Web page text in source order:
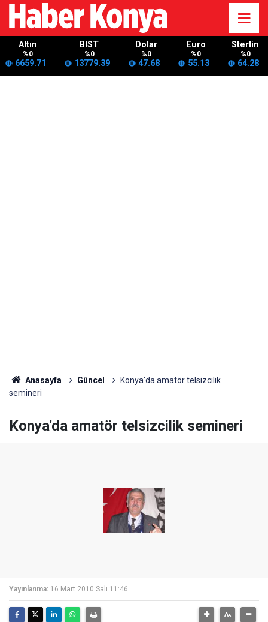
Altın
%0
6659.71
BIST
%0
13779.39
Dolar
%0
47.68
Euro
%0
55.13
Sterlin
%0
64.28
Anasayfa Güncel
Konya'da amatör telsizcilik
semineri
Konya'da amatör telsizcilik semineri
Yayınlanma: 16 Mart 2010 Salı 11:46